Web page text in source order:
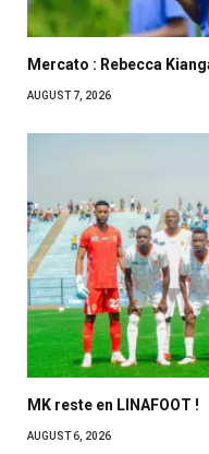
Mercato : Rebecca
AUGUST 7, 2026
MK reste en LINAFOOT !
AUGUST 6, 2026